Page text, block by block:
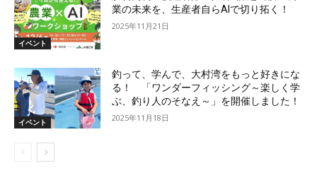
イベント
業の未来を、生産者自らAIで切り拓く！
2025年11月21日
イベント
釣って、学んで、大村湾をもっと好きにな
る！ 「ワンダーフィッシング～楽しく学
ぶ、釣り人のそなえ～」を開催しました！
2025年11月18日